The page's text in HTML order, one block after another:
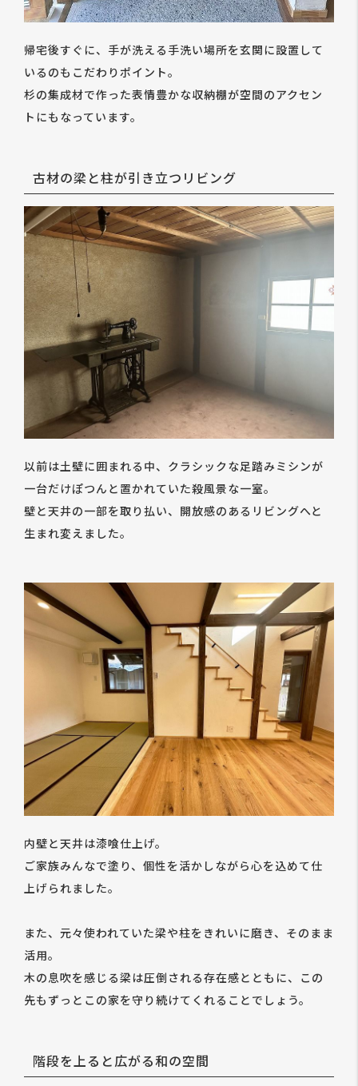
帰宅後すぐに、手が洗える手洗い場所を玄関に設置して
いるのもこだわりポイント。
杉の集成材で作った表情豊かな収納棚が空間のアクセン
トにもなっています。
古材の梁と柱が引き立つリビング
以前は土壁に囲まれる中、クラシックな足踏みミシンが
一台だけぽつんと置かれていた殺風景な一室。
壁と天井の一部を取り払い、開放感のあるリビングへと
生まれ変えました。
内壁と天井は漆喰仕上げ。
ご家族みんなで塗り、個性を活かしながら心を込めて仕
上げられました。
また、元々使われていた梁や柱をきれいに磨き、そのまま
活用。
木の息吹を感じる梁は圧倒される存在感とともに、この
先もずっとこの家を守り続けてくれることでしょう。
階段を上ると広がる和の空間